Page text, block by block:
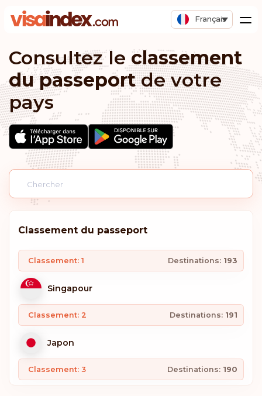
Français
Consultez le classement
du passeportde votre
pays
Classement du passeport
Classement: 1 Destinations: 193
Singapour
Classement: 2 Destinations: 191
Japon
Classement: 3 Destinations: 190